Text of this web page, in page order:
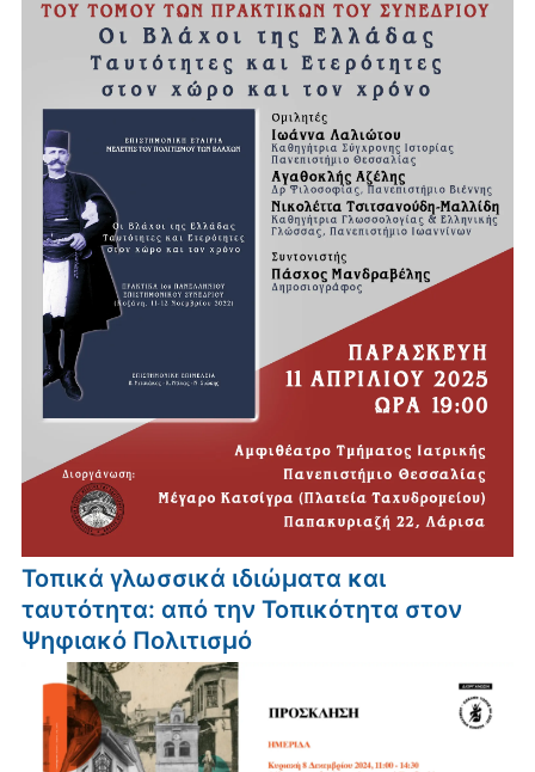
Τοπικά γλωσσικά ιδιώματα και
ταυτότητα: από την Τοπικότητα στον
Ψηφιακό Πολιτισμό